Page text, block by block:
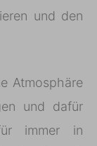
und den
Atmosphäre
und dafür
immer in